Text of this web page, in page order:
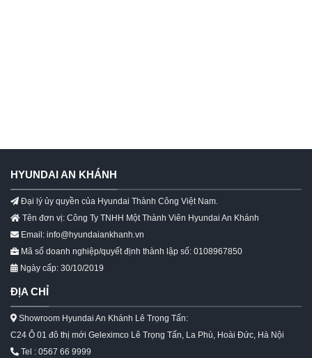
HYUNDAI AN KHÁNH
Đại lý ủy quyền của Hyundai Thành Công Việt Nam.
Tên đơn vị: Công Ty TNHH Một Thành Viên Hyundai An Khánh
Email: info@hyundaiankhanh.vn
Mã số doanh nghiệp/quyết định thành lập số: 0108967850
Ngày cấp: 30/10/2019
ĐỊA CHỈ
Showroom Hyundai An Khánh Lê Trọng Tấn:
C24 Ô 01 đô thị mới Geleximco Lê Trọng Tấn, La Phù, Hoài Đức, Hà Nội
Tel : 0567 66 9999